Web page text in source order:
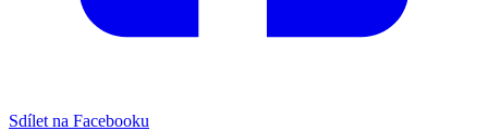
Sdílet na Facebooku